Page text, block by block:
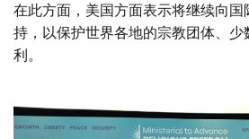
在此方面，美国方面表示将继续向国
持，以保护世界各地的宗教团体、
利。